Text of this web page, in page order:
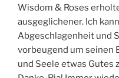
Wisdom & Roses
ausgeglichener. Ich
Abgeschlagenheit und
vorbeugend um seinen
und Seele etwas Gutes